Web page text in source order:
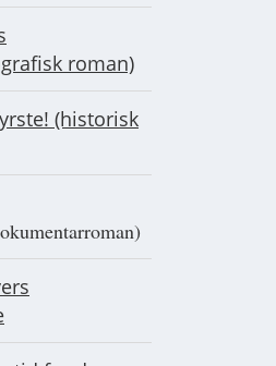
roman)
(historisk